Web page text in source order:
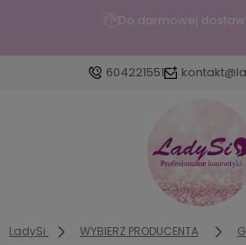
Do darmowej
604221551
Zaloguj się
Załóż konto
LadySi WYBIERZ PRODUCENTA